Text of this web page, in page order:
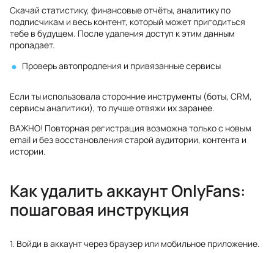
Скачай статистику, финансовые отчёты, аналитику по
подписчикам и весь контент, который может пригодиться
тебе в будущем. После удаления доступ к этим данным
пропадает.
Проверь автопродления и привязанные сервисы
Если ты использовала сторонние инструменты (боты, CRM,
сервисы аналитики), то лучше отвяжи их заранее.
ВАЖНО! Повторная регистрация возможна только с новым
email и без восстановления старой аудитории, контента и
истории.
Как удалить аккаунт OnlyFans:
пошаговая инструкция
1. Войди в аккаунт через браузер или мобильное приложение.